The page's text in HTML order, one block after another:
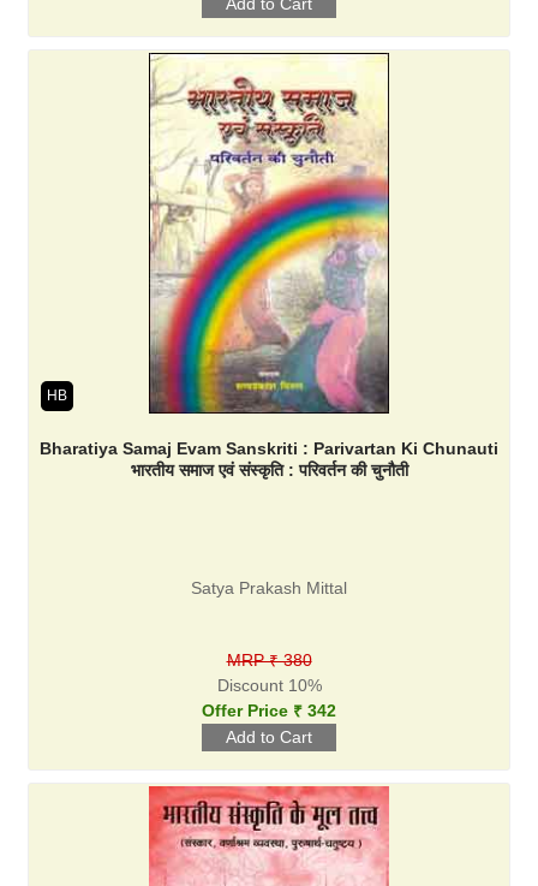
HB
Bharatiya Samaj Evam Sanskriti : Parivartan Ki Chunauti
भारतीय समाज एवं संस्कृति : परिवर्तन की चुनौती
Satya Prakash Mittal
MRP ₹ 380
Discount 10%
Offer Price ₹ 342